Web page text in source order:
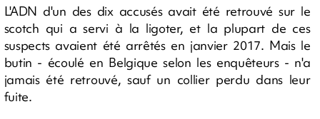
L'ADN d'un des dix accusés avait été retrouvé sur le
scotch qui a servi à la ligoter, et la plupart de ces
suspects avaient été arrêtés en janvier 2017. Mais le
butin - écoulé en Belgique selon les enquêteurs - n'a
jamais été retrouvé, sauf un collier perdu dans leur
fuite.